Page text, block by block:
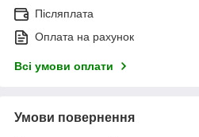
Післяплата
Оплата на рахунок
Всі умови оплати
Умови повернення